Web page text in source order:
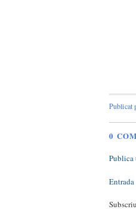
Publicat
0
Publica
Entrada